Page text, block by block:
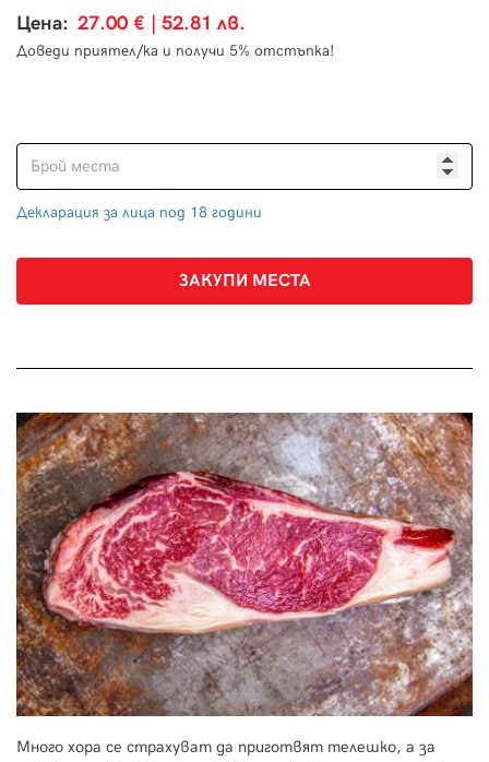
Цена: 27.00 € | 52.81 лв.
Доведи приятел/ка и получи 5% отстъпка!
Декларация за лица под 18 години
Много хора се страхуват да приготвят телешко, а за